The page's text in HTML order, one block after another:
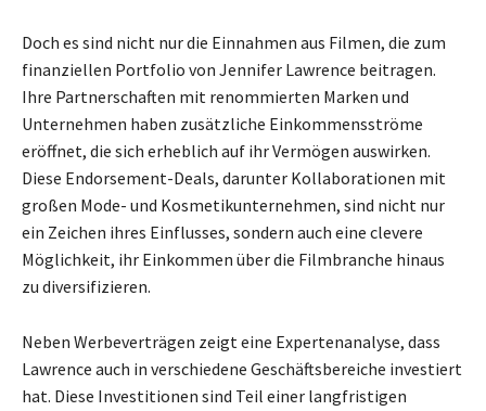
Doch es sind nicht nur die Einnahmen aus Filmen, die zum
finanziellen Portfolio von Jennifer Lawrence beitragen.
Ihre Partnerschaften mit renommierten Marken und
Unternehmen haben zusätzliche Einkommensströme
eröffnet, die sich erheblich auf ihr Vermögen auswirken.
Diese Endorsement-Deals, darunter Kollaborationen mit
großen Mode- und Kosmetikunternehmen, sind nicht nur
ein Zeichen ihres Einflusses, sondern auch eine clevere
Möglichkeit, ihr Einkommen über die Filmbranche hinaus
zu diversifizieren.
Neben Werbeverträgen zeigt eine Expertenanalyse, dass
Lawrence auch in verschiedene Geschäftsbereiche investiert
hat. Diese Investitionen sind Teil einer langfristigen